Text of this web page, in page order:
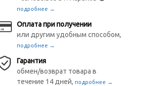
подробнее →
Оплата при получении
или другим удобным способом,
подробнее →
Гарантия
обмен/возврат товара в
течение 14 дней,подробнее →